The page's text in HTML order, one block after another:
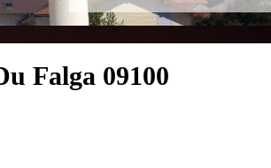
Falga 09100